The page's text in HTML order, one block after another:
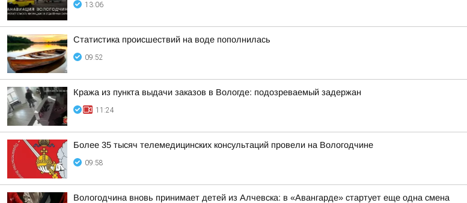
13:06
Статистика происшествий на воде пополнилась
09:52
Кража из пункта выдачи заказов в Вологде: подозреваемый задержан
11:24
Более 35 тысяч телемедицинских консультаций провели на Вологодчине
09:58
Вологодчина вновь принимает детей из Алчевска: в «Авангарде» стартует еще одна смена